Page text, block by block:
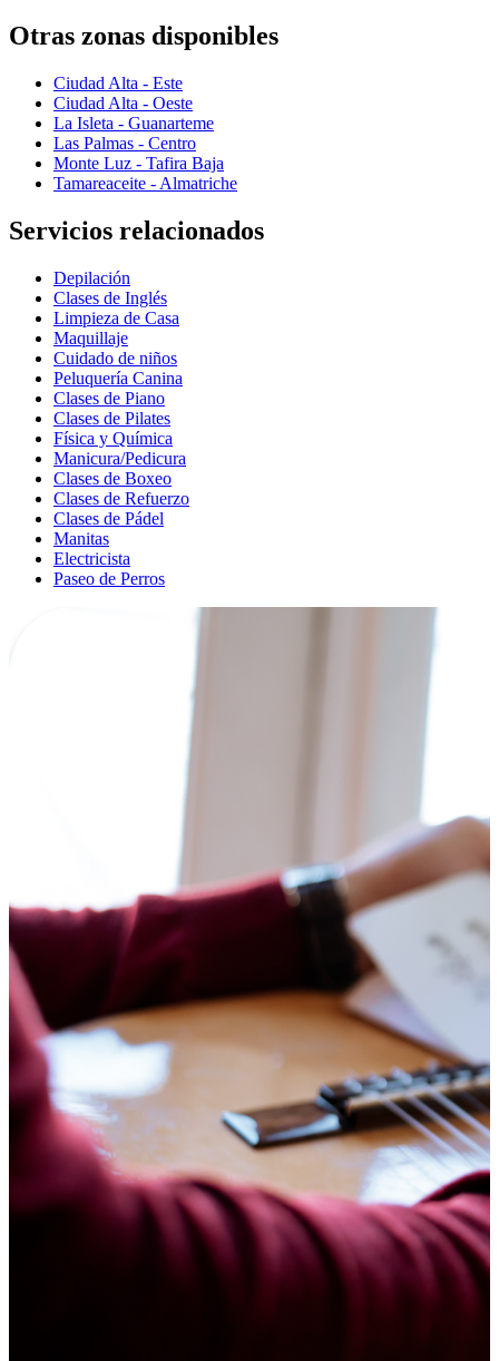
Otras zonas disponibles
Ciudad Alta - Este
Ciudad Alta - Oeste
La Isleta - Guanarteme
Las Palmas - Centro
Monte Luz - Tafira Baja
Tamareaceite - Almatriche
Servicios relacionados
Depilación
Clases de Inglés
Limpieza de Casa
Maquillaje
Cuidado de niños
Peluquería Canina
Clases de Piano
Clases de Pilates
Física y Química
Manicura/Pedicura
Clases de Boxeo
Clases de Refuerzo
Clases de Pádel
Manitas
Electricista
Paseo de Perros